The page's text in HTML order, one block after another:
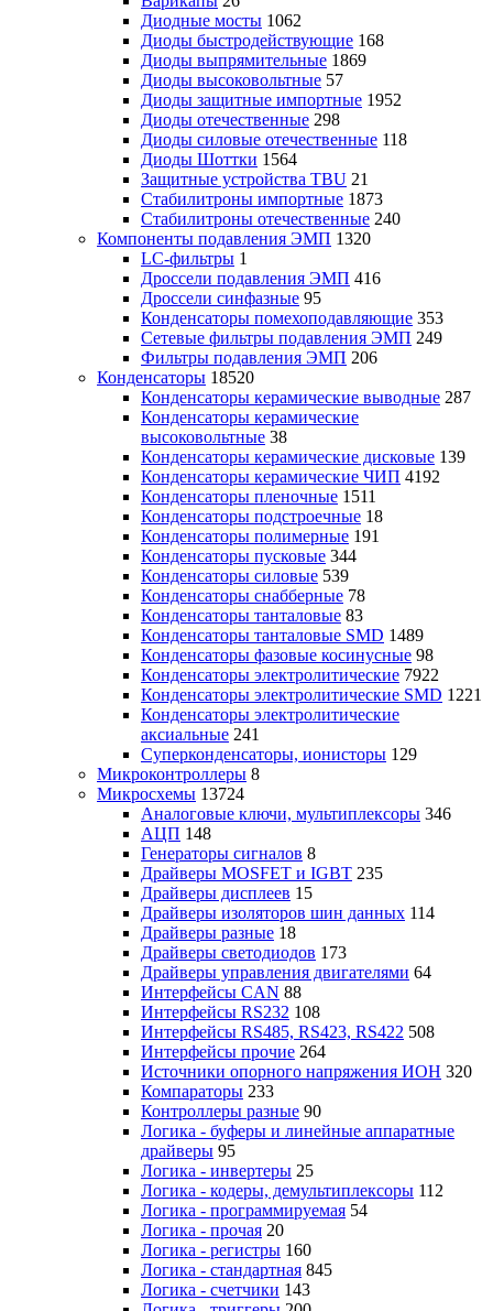
Диодные мосты 1062
Диоды быстродействующие 168
Диоды выпрямительные 1869
Диоды высоковольтные 57
Диоды защитные импортные 1952
Диоды отечественные 298
Диоды силовые отечественные 118
Диоды Шоттки 1564
Защитные устройства TBU 21
Стабилитроны импортные 1873
Стабилитроны отечественные 240
Компоненты подавления ЭМП 1320
LC-фильтры 1
Дроссели подавления ЭМП 416
Дроссели синфазные 95
Конденсаторы помехоподавляющие 353
Сетевые фильтры подавления ЭМП 249
Фильтры подавления ЭМП 206
Конденсаторы 18520
Конденсаторы керамические выводные 287
Конденсаторы керамические
высоковольтные 38
Конденсаторы керамические дисковые 139
Конденсаторы керамические ЧИП 4192
Конденсаторы пленочные 1511
Конденсаторы подстроечные 18
Конденсаторы полимерные 191
Конденсаторы пусковые 344
Конденсаторы силовые 539
Конденсаторы снабберные 78
Конденсаторы танталовые 83
Конденсаторы танталовые SMD 1489
Конденсаторы фазовые косинусные 98
Конденсаторы электролитические 7922
Конденсаторы электролитические SMD 1221
Конденсаторы электролитические
аксиальные 241
Суперконденсаторы, ионисторы 129
Микроконтроллеры 8
Микросхемы 13724
Аналоговые ключи, мультиплексоры 346
АЦП 148
Генераторы сигналов 8
Драйверы MOSFET и IGBT 235
Драйверы дисплеев 15
Драйверы изоляторов шин данных 114
Драйверы разные 18
Драйверы светодиодов 173
Драйверы управления двигателями 64
Интерфейсы CAN 88
Интерфейсы RS232 108
Интерфейсы RS485, RS423, RS422 508
Интерфейсы прочие 264
Источники опорного напряжения ИОН 320
Компараторы 233
Контроллеры разные 90
Логика - буферы и линейные аппаратные
драйверы 95
Логика - инвертеры 25
Логика - кодеры, демультиплексоры 112
Логика - программируемая 54
Логика - прочая 20
Логика - регистры 160
Логика - стандартная 845
Логика - счетчики 143